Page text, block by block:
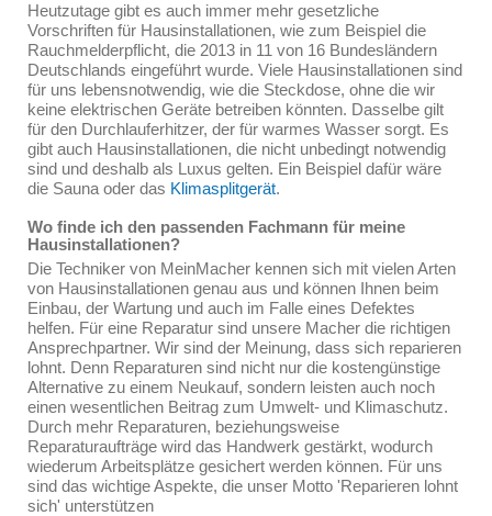
Heutzutage gibt es auch immer mehr gesetzliche
Vorschriften für Hausinstallationen, wie zum Beispiel die
Rauchmelderpflicht, die 2013 in 11 von 16 Bundesländern
Deutschlands eingeführt wurde. Viele Hausinstallationen sind
für uns lebensnotwendig, wie die Steckdose, ohne die wir
keine elektrischen Geräte betreiben könnten. Dasselbe gilt
für den Durchlauferhitzer, der für warmes Wasser sorgt. Es
gibt auch Hausinstallationen, die nicht unbedingt notwendig
sind und deshalb als Luxus gelten. Ein Beispiel dafür wäre
die Sauna oder das Klimasplitgerät.
Wo finde ich den passenden Fachmann für meine
Hausinstallationen?
Die Techniker von MeinMacher kennen sich mit vielen Arten
von Hausinstallationen genau aus und können Ihnen beim
Einbau, der Wartung und auch im Falle eines Defektes
helfen. Für eine Reparatur sind unsere Macher die richtigen
Ansprechpartner. Wir sind der Meinung, dass sich reparieren
lohnt. Denn Reparaturen sind nicht nur die kostengünstige
Alternative zu einem Neukauf, sondern leisten auch noch
einen wesentlichen Beitrag zum Umwelt- und Klimaschutz.
Durch mehr Reparaturen, beziehungsweise
Reparaturaufträge wird das Handwerk gestärkt, wodurch
wiederum Arbeitsplätze gesichert werden können. Für uns
sind das wichtige Aspekte, die unser Motto 'Reparieren lohnt
sich' unterstützen